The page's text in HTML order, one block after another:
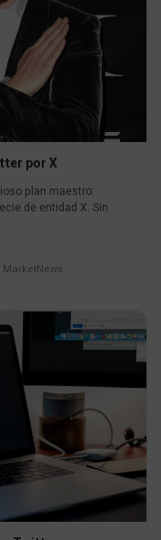
por X
plan maestro:
de entidad X. Sin